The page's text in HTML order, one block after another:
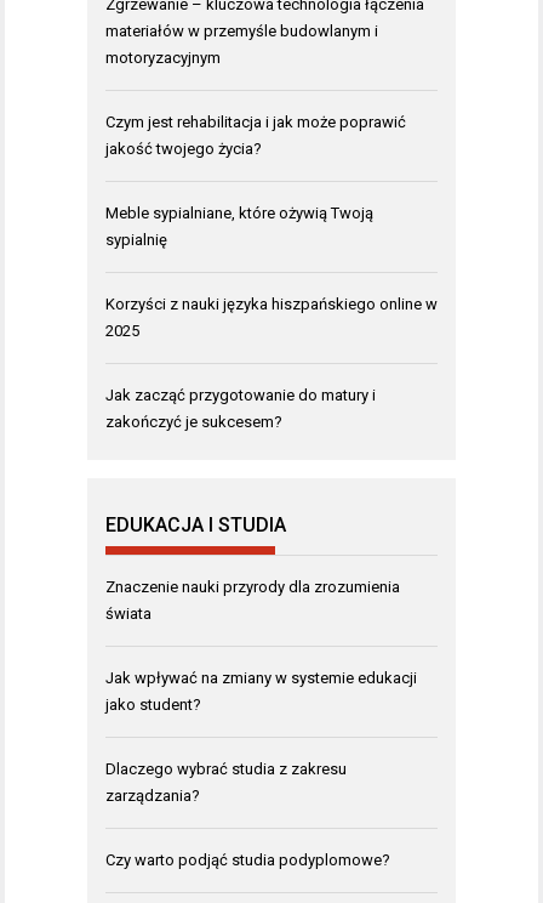
Zgrzewanie – kluczowa technologia łączenia
materiałów w przemyśle budowlanym i
motoryzacyjnym
Czym jest rehabilitacja i jak może poprawić
jakość twojego życia?
Meble sypialniane, które ożywią Twoją
sypialnię
Korzyści z nauki języka hiszpańskiego online w
2025
Jak zacząć przygotowanie do matury i
zakończyć je sukcesem?
EDUKACJA I STUDIA
Znaczenie nauki przyrody dla zrozumienia
świata
Jak wpływać na zmiany w systemie edukacji
jako student?
Dlaczego wybrać studia z zakresu
zarządzania?
Czy warto podjąć studia podyplomowe?